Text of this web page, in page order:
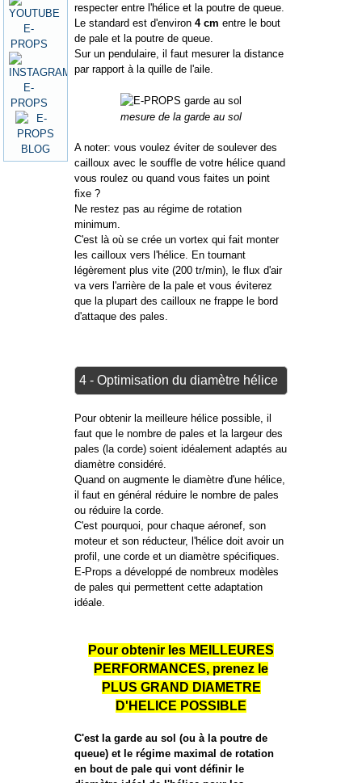
respecter entre l'hélice et la poutre de queue.
Le standard est d'environ4 cm entre le bout
de pale et la poutre de queue.
Sur un pendulaire, il faut mesurer la distance
par rapport à la quille de l'aile.
mesure de la garde au sol
A noter: vous voulez éviter de soulever des
cailloux avec le souffle de votre hélice quand
vous roulez ou quand vous faites un point
fixe ?
Ne restez pas au régime de rotation
minimum.
C'est là où se crée un vortex qui fait monter
les cailloux vers l'hélice. En tournant
légèrement plus vite (200 tr/min), le flux d'air
va vers l'arrière de la pale et vous éviterez
que la plupart des cailloux ne frappe le bord
d'attaque des pales.
4 - Optimisation du diamètre hélice
Pour obtenir la meilleure hélice possible, il
faut que le nombre de pales et la largeur des
pales (la corde) soient idéalement adaptés au
diamètre considéré.
Quand on augmente le diamètre d'une hélice,
il faut en général réduire le nombre de pales
ou réduire la corde.
C'est pourquoi, pour chaque aéronef, son
moteur et son réducteur, l'hélice doit avoir un
profil, une corde et un diamètre spécifiques.
E-Props a développé de nombreux modèles
de pales qui permettent cette adaptation
idéale.
Pour obtenir les MEILLEURES
PERFORMANCES, prenez le
PLUS GRAND DIAMETRE
D'HELICE POSSIBLE
C'est la garde au sol (ou à la poutre de
queue) et le régime maximal de rotation
en bout de pale qui vont définir le